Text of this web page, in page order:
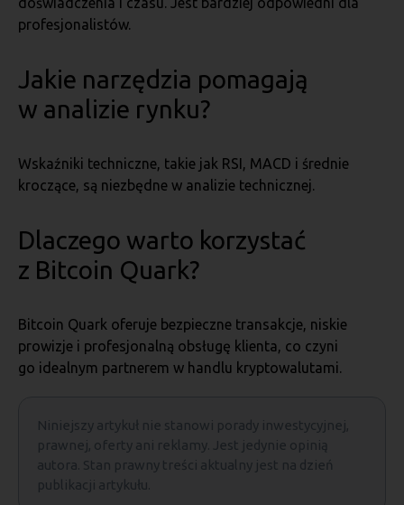
profesjonalistów.
Jakie narzędzia pomagają
w analizie rynku?
Wskaźniki techniczne, takie jak RSI, MACD i średnie
kroczące, są niezbędne w analizie technicznej.
Dlaczego warto korzystać
z Bitcoin Quark?
Bitcoin Quark oferuje bezpieczne transakcje, niskie
prowizje i profesjonalną obsługę klienta, co czyni
go idealnym partnerem w handlu kryptowalutami.
Niniejszy artykuł nie stanowi porady inwestycyjnej,
prawnej, oferty ani reklamy. Jest jedynie opinią
autora. Stan prawny treści aktualny jest na dzień
publikacji artykułu.